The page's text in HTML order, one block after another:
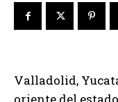
Valladolid,